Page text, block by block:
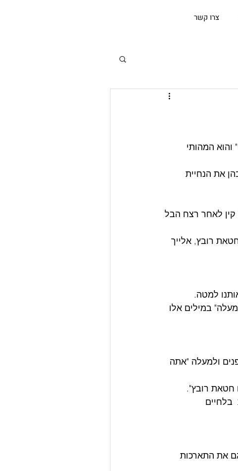
צרו קשר
והוא המהותי
את הנחיית
קין לאחר רצח הבל
רובץ, אלייך
למטה.
במילים אלו
ולמעלה "אתה
חטאת רובץ".
בלחיים
את התארכות